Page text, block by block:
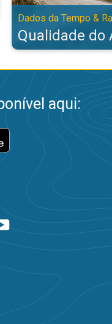
Dados da Tempo &
Qualidade do
aqui: